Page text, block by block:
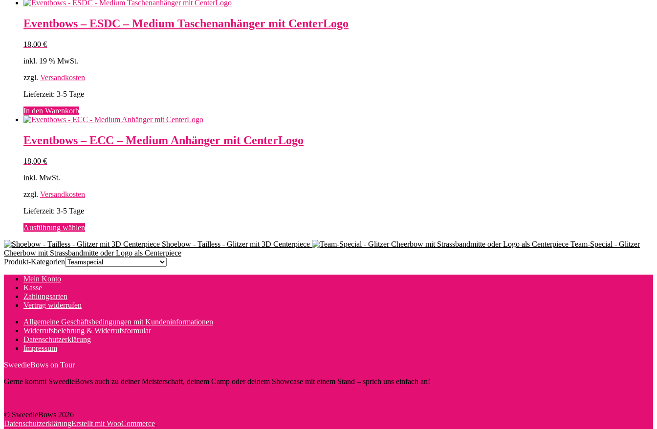
Eventbows – ESDC – Medium Taschenanhänger mit CenterLogo
18,00 €
inkl. 19 % MwSt.
zzgl. Versandkosten
Lieferzeit: 3-5 Tage
In den Warenkorb
Eventbows – ECC – Medium Anhänger mit CenterLogo
18,00 €
inkl. MwSt.
zzgl. Versandkosten
Lieferzeit: 3-5 Tage
Ausführung wählen
weist
mehrere
Varianten
Produktseite
gewählt
werden
Shoebow - Tailless - Glitzer mit 3D Centerpiece
Team-Special - Glitzer
Cheerbow mit Strassbandmitte oder Logo als Centerpiece
Produkt-Kategorien
Mein Konto
Kasse
Zahlungsarten
Vertrag widerrufen
Allgemeine Geschäftsbedingungen mit Kundeninformationen
Widerrufsbelehrung & Widerrufsformular
Datenschutzerklärung
Impressum
SweedieBows on Tour
Gerne kommt SweedieBows auch zu deiner Meisterschaft, deinem Camp oder deinem Showcase mit einem Stand – sprich uns einfach an!
© SweedieBows 2026
DatenschutzerklärungErstellt mit WooCommerce.